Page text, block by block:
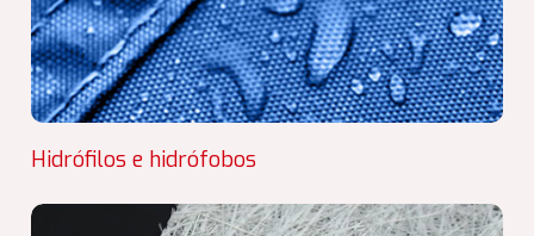
Hidrófilos e hidrófobos